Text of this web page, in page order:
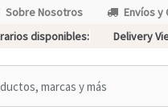
Sobre Nosotros Envíos y
disponibles:
Delivery